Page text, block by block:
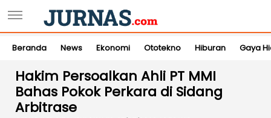
Beranda News Ekonomi Ototekno Hiburan Gaya
Hakim Persoalkan Ahli PT MMI
Bahas Pokok Perkara di Sidang
Arbitrase